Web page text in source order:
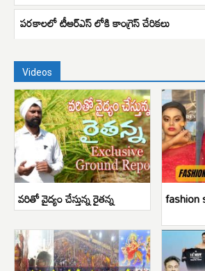
పరకాలలో టీఆర్ఎస్ లోకి కాంగ్రెస్ చేరికలు
Videos
వరితో వైద్యం చేస్తున్న రైతన్న fashion